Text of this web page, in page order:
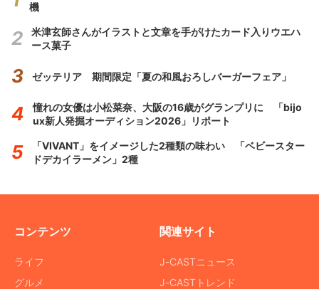
機
米津玄師さんがイラストと文章を手がけたカード入りウエハ
ース菓子
ゼッテリア 期間限定「夏の和風おろしバーガーフェア」
憧れの女優は小松菜奈、大阪の16歳がグランプリに 「bijo
ux新人発掘オーディション2026」リポート
「VIVANT」をイメージした2種類の味わい 「ベビースター
ドデカイラーメン」2種
コンテンツ
ライフ
グルメ
関連サイト
J-CASTニュース
J-CASTトレンド